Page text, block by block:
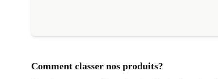
Comment classer nos produits?